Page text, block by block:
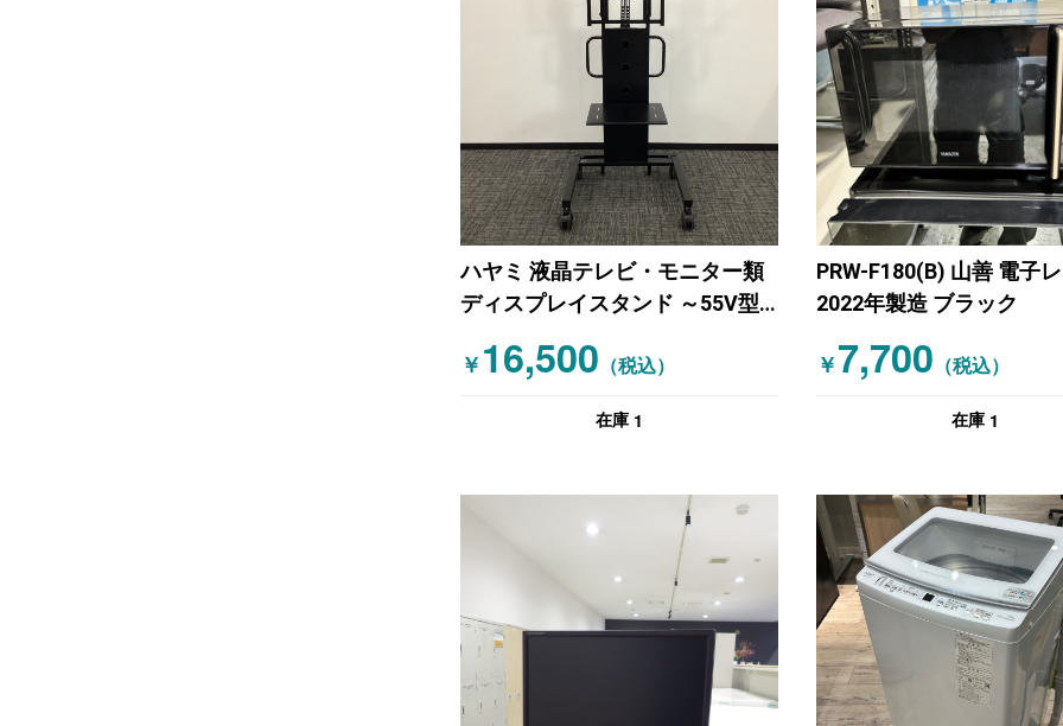
ハヤミ 液晶テレビ・モニター類
ディスプレイスタンド ～55V型
￥ 16,500 （税込）
在庫 1
PRW-F180(B) 山善 電子
2022年製造 ブラック
￥7,700 （税込）
在庫 1